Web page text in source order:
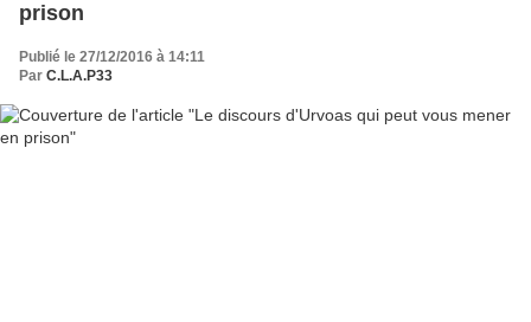
prison
Publié le 27/12/2016 à 14:11
Par C.L.A.P33